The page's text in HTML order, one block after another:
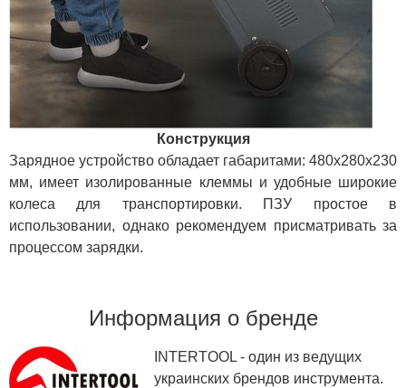
Конструкция
Зарядное устройство обладает габаритами: 480х280х230
мм, имеет изолированные клеммы и удобные широкие
колеса для транспортировки. ПЗУ простое в
использовании, однако рекомендуем присматривать за
процессом зарядки.
Информация о бренде
INTERTOOL - один из ведущих
украинских брендов инструмента.